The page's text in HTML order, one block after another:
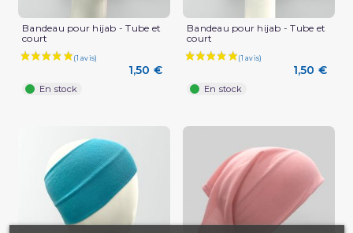
Bandeau pour hijab - Tube et
court
1,50 €
En stock
Bandeau pour hijab - Tube et
court
1,50 €
En stock